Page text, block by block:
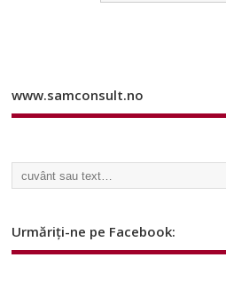
www.samconsult.no
Urmăriți-ne pe Facebook: